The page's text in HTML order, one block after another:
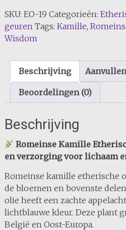
Olie
-
10ml
SKU: EO-19 Categorieën:
geuren Tags: Kamille,
Wisdom
Beschrijving
Beoordelingen (0)
Beschrijving
Romeinse Kamille
en verzorging voor lichaam
Romeinse kamille etherische
de bloemen en bovenste
olie heeft een zachte
lichtblauwe kleur. Deze plant
België en Oost-Europa.